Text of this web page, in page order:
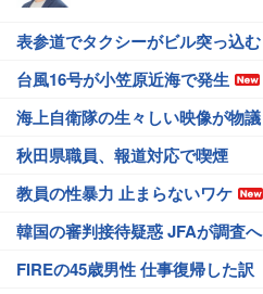
表参道でタクシーがビル突っ込む
台風16号が小笠原近海で発生
海上自衛隊の生々しい映像が物議
秋田県職員、報道対応で喫煙
教員の性暴力 止まらないワケ
韓国の審判接待疑惑 JFAが調査へ
FIREの45歳男性 仕事復帰した訳